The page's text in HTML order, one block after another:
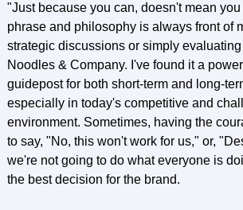
"Just because you can, doesn't mean
phrase and philosophy is always front of
strategic discussions or simply
Noodles & Company. I've found it a
guidepost for both short-term and long-
especially in today's competitive and
environment. Sometimes, having the
to say, "No, this won't work for us," or,
we're not going to do what everyone is
the best decision for the brand.